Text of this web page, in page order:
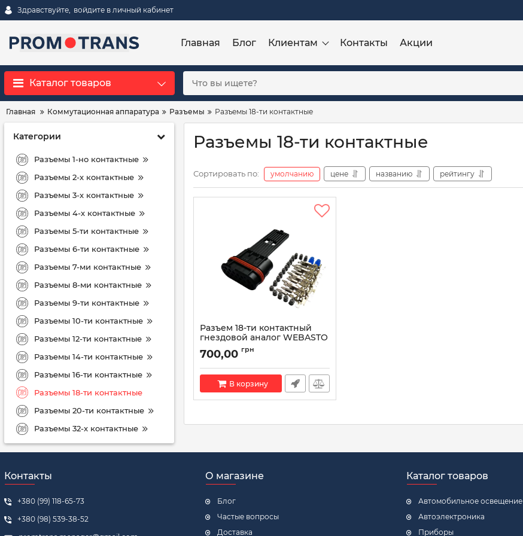
Здравствуйте, войдите в личный кабинет
Главная Блог Клиентам Контакты Акции
Каталог товаров
Главная Коммутационная аппаратура Разъемы Разъемы 18-ти контактные
Категории
Разъемы 1-но контактные
Разъемы 2-х контактные
Разъемы 3-х контактные
Разъемы 4-х контактные
Разъемы 5-ти контактные
Разъемы 6-ти контактные
Разъемы 7-ми контактные
Разъемы 8-ми контактные
Разъемы 9-ти контактные
Разъемы 10-ти контактные
Разъемы 12-ти контактные
Разъемы 14-ти контактные
Разъемы 16-ти контактные
Разъемы 18-ти контактные
Разъемы 20-ти контактные
Разъемы 32-х контактные
Разъемы 18-ти контактные
Сортировать по: умолчанию цене названию рейтингу
Разъем 18-ти контактный
гнездовой аналог WEBASTO
Артикул: 9002862E
700,00 грн
В корзину
Контакты
+380 (99) 118-65-73
+380 (98) 539-38-52
О магазине
Блог
Частые вопросы
Доставка
Каталог товаров
Автомобильное освещение
Автоэлектроника
Приборы